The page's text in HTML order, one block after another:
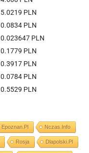
5.0219 PLN
0.0834 PLN
0.023647 PLN
0.1779 PLN
0.3917 PLN
0.0784 PLN
0.5529 PLN
Epoznan.pl Nczas.info
Rosja Dlapolski.pl